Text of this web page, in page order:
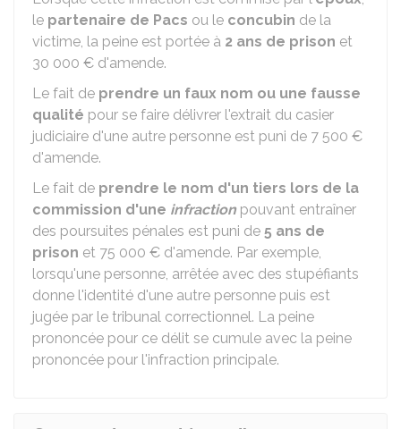
le partenaire de Pacs ou le concubin de la
victime, la peine est portée à 2 ans de prison et
30 000 € d'amende.
Le fait de prendre un faux nom ou une fausse
qualité pour se faire délivrer l'extrait du casier
judiciaire d'une autre personne est puni de 7 500 €
d'amende.
Le fait de prendre le nom d'un tiers lors de la
commission d'une infractionpouvant entraîner
des poursuites pénales est puni de 5 ans de
prison et 75 000 € d'amende. Par exemple,
lorsqu'une personne, arrêtée avec des stupéfiants
donne l'identité d'une autre personne puis est
jugée par le tribunal correctionnel. La peine
prononcée pour ce délit se cumule avec la peine
prononcée pour l'infraction principale.